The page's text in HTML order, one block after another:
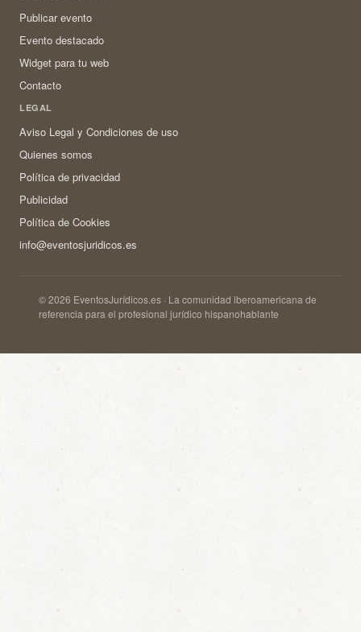
Publicar evento
Evento destacado
Widget para tu web
Contacto
LEGAL
Aviso Legal y Condiciones de uso
Quienes somos
Política de privacidad
Publicidad
Política de Cookies
info@eventosjuridicos.es
© 2026 EventosJurídicos.es · La comunidad iberoamericana de
referencia para el profesional jurídico hispanohablante